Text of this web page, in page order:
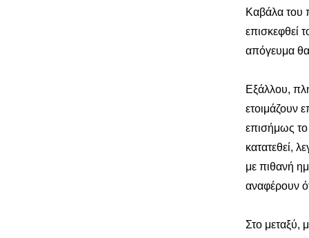
Καβάλα του
επισκεφθεί
απόγευμα θα
Εξάλλου,
ετοιμάζουν
επισήμως
κατατεθεί,
με πιθανή
αναφέρουν
Στο μεταξύ,